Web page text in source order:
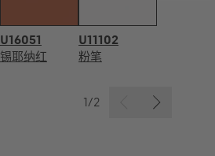
U16051
锡耶纳红
U11102
粉笔
1/2